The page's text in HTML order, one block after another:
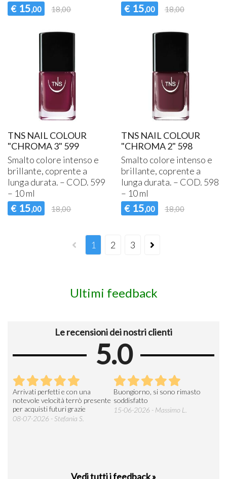
€ 15,00 18,00
€ 15,00 18,00
TNS NAIL COLOUR
"CHROMA 3" 599
Smalto colore intenso e
brillante, coprente a
lunga durata. – COD. 599
– 10 ml
€ 15,00 18,00
TNS NAIL COLOUR
"CHROMA 2" 598
Smalto colore intenso e
brillante, coprente a
lunga durata. – COD. 598
– 10 ml
€ 15,00 18,00
1 2 3
Ultimi feedback
Le recensioni dei nostri clienti
5.0
Arrivati perfetti e con una
notevole velocità terrò presente
per acquisti futuri grazie
08-07-2026 - Stefania S.
Buongiorno, si sono rimasto
soddisfatto
15-06-2026 - Massimo L.
Vedi tutti i feedback »